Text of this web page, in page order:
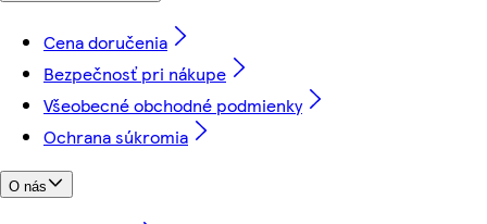
Cena doručenia
Bezpečnosť pri nákupe
Všeobecné obchodné podmienky
Ochrana súkromia
O nás